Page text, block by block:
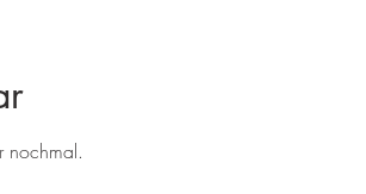
nochmal.